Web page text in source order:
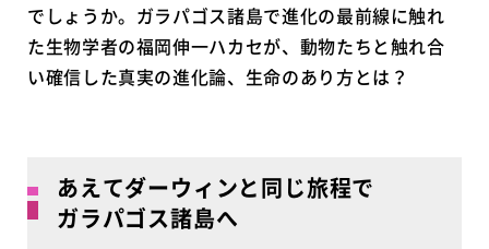
でしょうか。ガラパゴス諸島で進化の最前線に触れ
た生物学者の福岡伸一ハカセが、動物たちと触れ合
い確信した真実の進化論、生命のあり方とは？
あえてダーウィンと同じ旅程で
ガラパゴス諸島へ